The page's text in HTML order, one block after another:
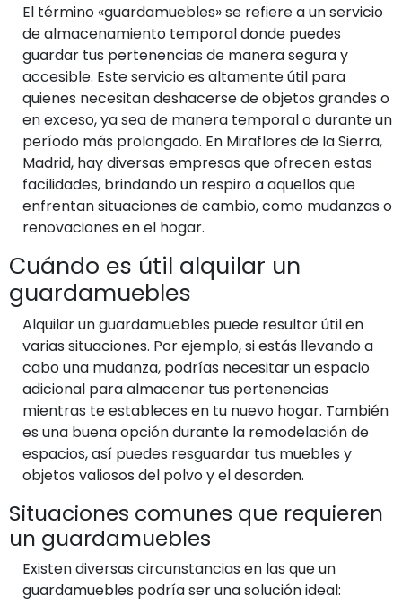
El término «guardamuebles» se refiere a un servicio
de almacenamiento temporal donde puedes
guardar tus pertenencias de manera segura y
accesible. Este servicio es altamente útil para
quienes necesitan deshacerse de objetos grandes o
en exceso, ya sea de manera temporal o durante un
período más prolongado. En Miraflores de la Sierra,
Madrid, hay diversas empresas que ofrecen estas
facilidades, brindando un respiro a aquellos que
enfrentan situaciones de cambio, como mudanzas o
renovaciones en el hogar.
Cuándo es útil alquilar un
guardamuebles
Alquilar un guardamuebles puede resultar útil en
varias situaciones. Por ejemplo, si estás llevando a
cabo una mudanza, podrías necesitar un espacio
adicional para almacenar tus pertenencias
mientras te estableces en tu nuevo hogar. También
es una buena opción durante la remodelación de
espacios, así puedes resguardar tus muebles y
objetos valiosos del polvo y el desorden.
Situaciones comunes que requieren
un guardamuebles
Existen diversas circunstancias en las que un
guardamuebles podría ser una solución ideal: